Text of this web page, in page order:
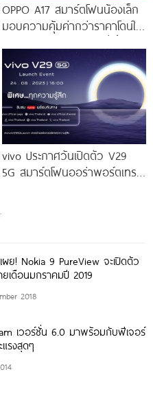
OPPO A17 สมาร์ตโฟนน้องเล็ก
มอบความคุ้มค่ากว่าราคาโดนใจ
ราคาใหม่เพียง 4,599 บาท
เท่านั้น!
vivo ประกาศวันเปิดตัว V29
5G สมาร์ตโฟนออร่าพอร์ตเทร
ย! Nokia 9 PureView จะเปิดตัว
เดือนมกราคมปี 2019
2018
เวอร์ชั่น 6.0 มาพร้อมกับฟีเจอร์
แรงสุดๆ